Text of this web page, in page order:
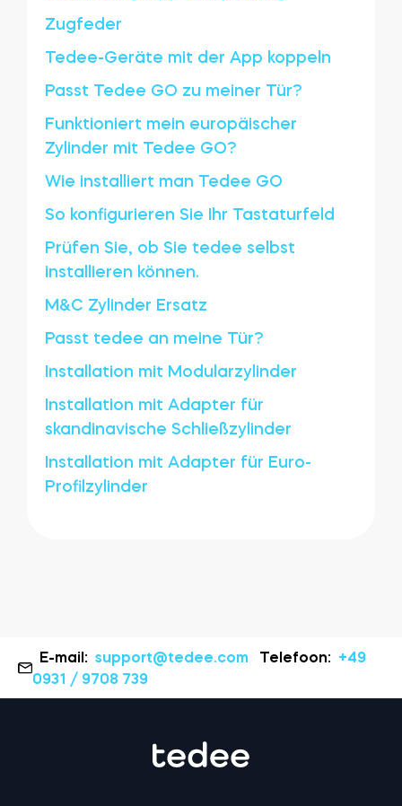
Zugfeder
Tedee-Geräte mit der App koppeln
Passt Tedee GO zu meiner Tür?
Funktioniert mein europäischer
Zylinder mit Tedee GO?
Wie installiert man Tedee GO
So konfigurieren Sie Ihr Tastaturfeld
Prüfen Sie, ob Sie tedee selbst
installieren können.
M&C Zylinder Ersatz
Passt tedee an meine Tür?
Installation mit Modularzylinder
Installation mit Adapter für
skandinavische Schließzylinder
Installation mit Adapter für Euro-
Profilzylinder
E-mail: support@tedee.com Telefoon: +49
0931 / 9708 739